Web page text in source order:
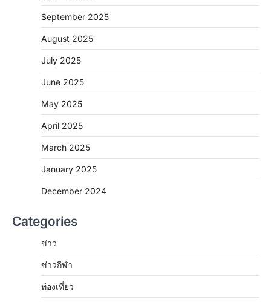
September 2025
August 2025
July 2025
June 2025
May 2025
April 2025
March 2025
January 2025
December 2024
Categories
ข่าว
ข่าวกีฬา
ท่องเที่ยว